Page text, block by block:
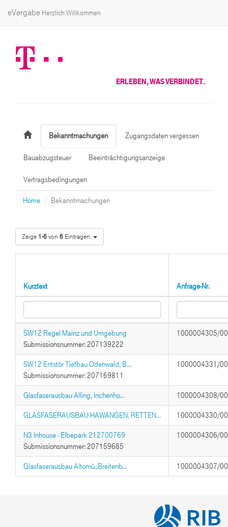
eVergabe Herzlich Willkommen
ERLEBEN, WAS VERBINDET.
Bekanntmachungen Zugangsdaten vergessen
Bauabzugsteuer Beeinträchtigungsanzeige
Vertragsbedingungen
Home Bekanntmachungen
Zeige 1-6von 6 Einträgen.
Kurztext Anfrage-Nr.
SW12 Regel Mainz und Umgebung
Submissionsnummer: 207139222
1000004305/
SW12 Entstör Tiefbau Odenwald, B...
Submissionsnummer: 207169811
1000004331/
Glasfaserausbau Alling, Inchenho... 1000004308/
GLASFASERAUSBAU HAWANGEN, RETTEN... 1000004330/
N3 Inhouse - Elbepark 212700769
Submissionsnummer: 207159685
1000004306/
Glasfaserausbau Altomü.,Breitenb... 1000004307/